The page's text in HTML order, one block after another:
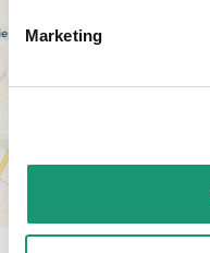
Marketing